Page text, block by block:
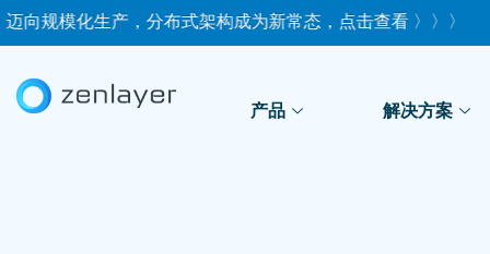
，分布式架构成为新常态，点击查看 〉〉〉 中国 AI
产品 解决方案